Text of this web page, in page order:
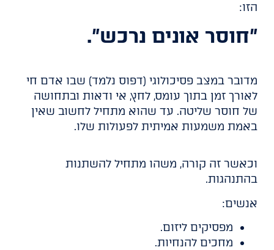
הזו:
"חוסר אונים נרכש".
מדובר במצב פסיכולוגי (דפוס נלמד) שבו אדם חי
לאורך זמן בתוך עומס, לחץ, אי ודאות ובתחושה
של חוסר שליטה. עד שהוא מתחיל לחשוב שאין
באמת משמעות אמיתית לפעולות שלו.
וכאשר זה קורה, משהו מתחיל להשתנות
בהתנהגות.
אנשים:
מפסיקים ליזום.
מחכים להנחיות.